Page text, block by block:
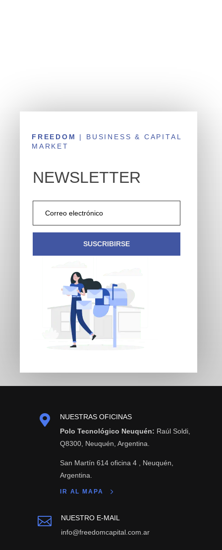
FREEDOM
| BUSINESS & CAPITAL
MARKET
NEWSLETTER
SUSCRIBIRSE

NUESTRAS OFICINAS
Polo Tecnológico Neuquén: Raúl Soldi,
Q8300, Neuquén, Argentina.
San Martín 614 oficina 4 , Neuquén,
Argentina.
IR AL MAPA

NUESTRO E-MAIL
info@freedomcapital.com.ar